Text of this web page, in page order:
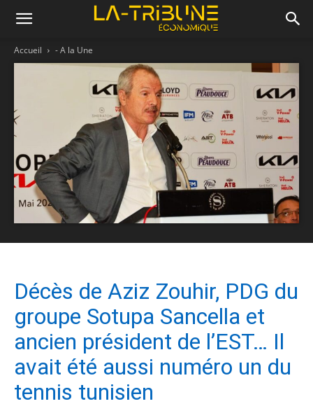
Accueil - A la Une
Décès de Aziz Zouhir, PDG du
groupe Sotupa Sancella et
ancien président de l’EST… Il
avait été aussi numéro un du
tennis tunisien